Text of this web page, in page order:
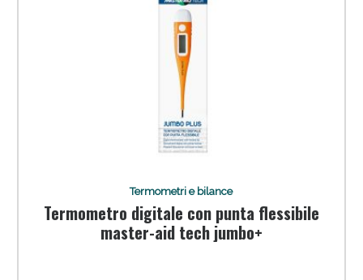
Termometri e bilance
Termometro digitale con punta flessibile
master-aid tech jumbo+